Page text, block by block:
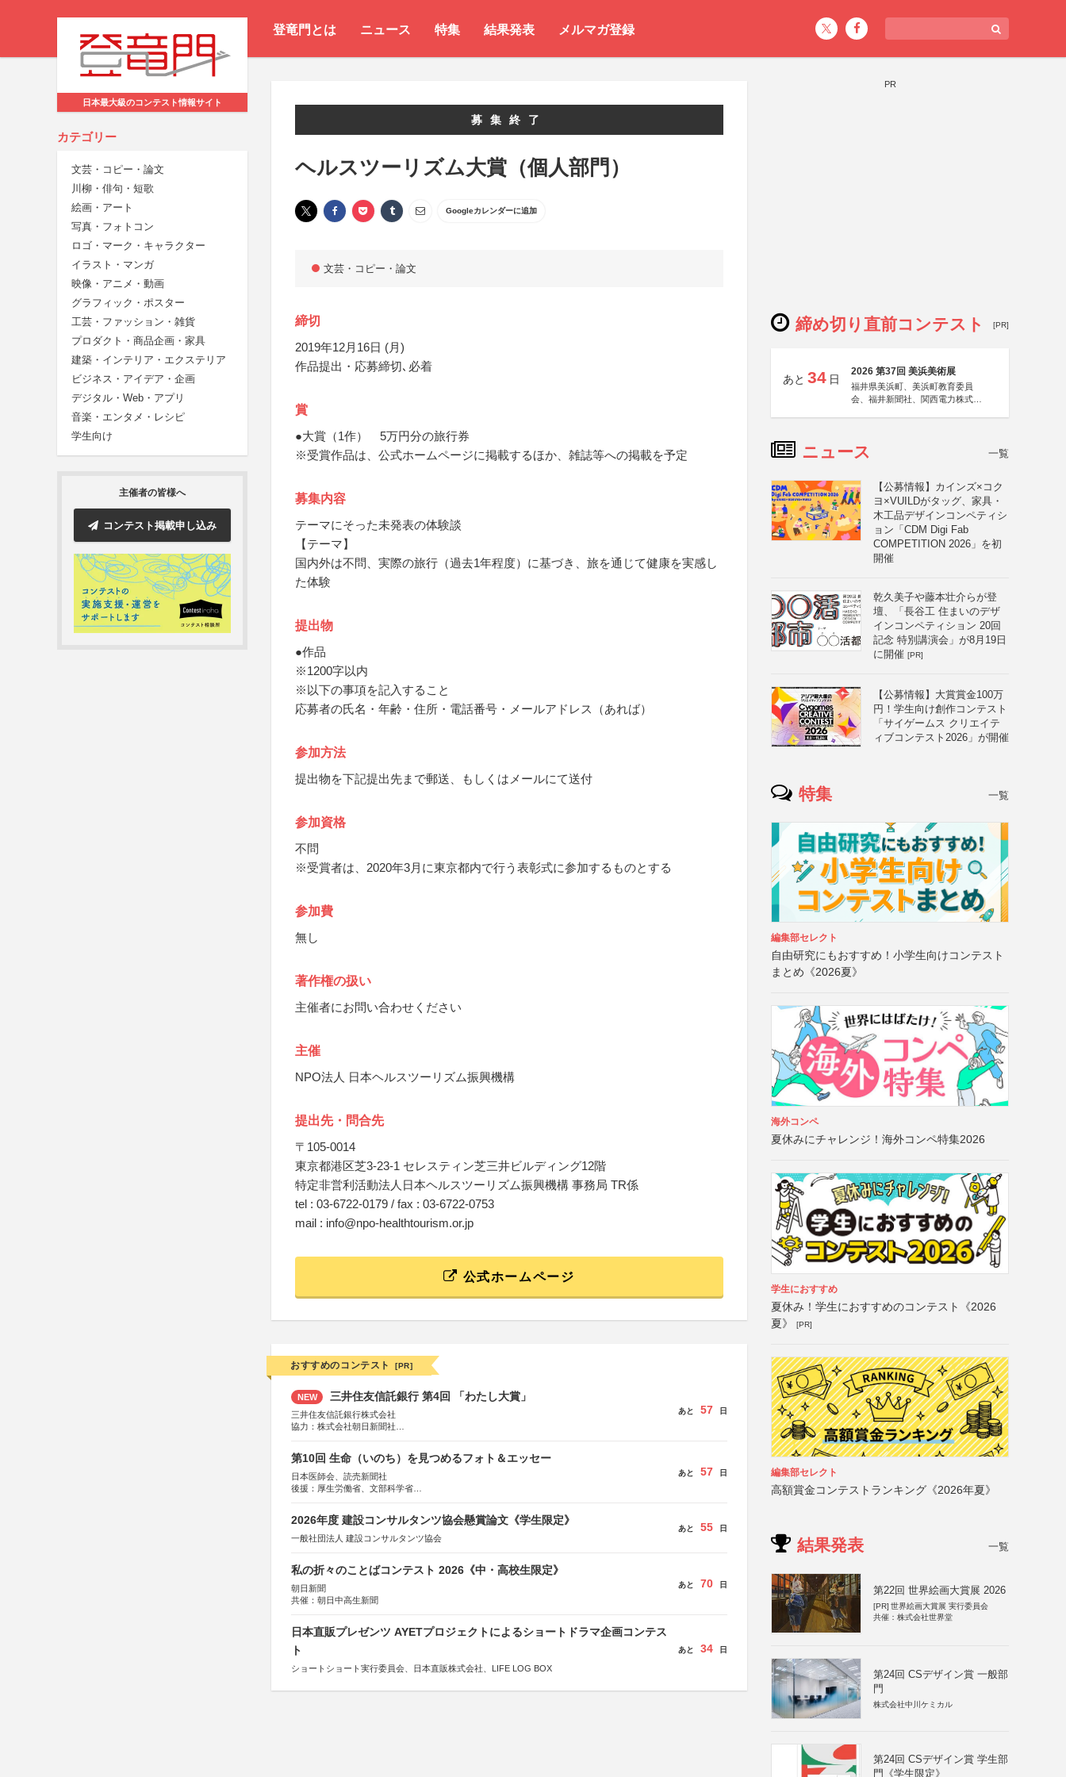
登竜門とは ニュース 特集 結果発表 メルマガ登録
日本最大級のコンテスト情報サイト
カテゴリー
文芸・コピー・論文
川柳・俳句・短歌
絵画・アート
写真・フォトコン
ロゴ・マーク・キャラクター
イラスト・マンガ
映像・アニメ・動画
グラフィック・ポスター
工芸・ファッション・雑貨
プロダクト・商品企画・家具
建築・インテリア・エクステリア
ビジネス・アイデア・企画
デジタル・Web・アプリ
音楽・エンタメ・レシピ
学生向け
主催者の皆様へ
コンテスト掲載申し込み
募集終了
ヘルスツーリズム大賞（個人部門）
Googleカレンダーに追加
文芸・コピー・論文
締切
2019年12月16日 (月)
作品提出・応募締切､必着
賞
●大賞（1作） 5万円分の旅行券
※受賞作品は、公式ホームページに掲載するほか、雑誌等への掲載を予定
募集内容
テーマにそった未発表の体験談
【テーマ】
国内外は不問、実際の旅行（過去1年程度）に基づき、旅を通じて健康を実感し
た体験
提出物
●作品
※1200字以内
※以下の事項を記入すること
応募者の氏名・年齢・住所・電話番号・メールアドレス（あれば）
参加方法
提出物を下記提出先まで郵送、もしくはメールにて送付
参加資格
不問
※受賞者は、2020年3月に東京都内で行う表彰式に参加するものとする
参加費
無し
著作権の扱い
主催者にお問い合わせください
主催
NPO法人 日本ヘルスツーリズム振興機構
提出先・問合先
〒105-0014
東京都港区芝3-23-1 セレスティン芝三井ビルディング12階
特定非営利活動法人日本ヘルスツーリズム振興機構 事務局 TR係
tel : 03-6722-0179 / fax : 03-6722-0753
mail : info@npo-healthtourism.or.jp
公式ホームページ
おすすめのコンテスト [PR]
NEW 三井住友信託銀行 第4回 「わたし大賞」
三井住友信託銀行株式会社
協力：株式会社朝日新聞社
あと 57 日
第10回 生命（いのち）を見つめるフォト＆エッセー
日本医師会、読売新聞社
後援：厚生労働省、文部科学省
あと 57 日
2026年度 建設コンサルタンツ協会懸賞論文《学生限定》
一般社団法人 建設コンサルタンツ協会
あと 55 日
私の折々のことばコンテスト 2026《中・高校生限定》
朝日新聞
共催：朝日中高生新聞
あと 70 日
日本直販プレゼンツ AYETプロジェクトによるショートドラマ企画コンテス
ト
ショートショート実行委員会、日本直販株式会社、LIFE LOG BOX
あと 34 日
PR
締め切り直前コンテスト [PR]
あと 34 日
2026 第37回 美浜美術展
福井県美浜町、美浜町教育委員
会、福井新聞社、関西電力株式会
ニュース 一覧
【公募情報】カインズ×コク
ヨ×VUILDがタッグ、家具・
木工品デザインコンペティシ
ョン「CDM Digi Fab
COMPETITION 2026」を初
開催
乾久美子や藤本壮介らが登
壇、「長谷工 住まいのデザ
インコンペティション 20回
記念 特別講演会」が8月19日
に開催 [PR]
【公募情報】大賞賞金100万
円！学生向け創作コンテスト
「サイゲームス クリエイテ
ィブコンテスト2026」が開催
特集 一覧
編集部セレクト
自由研究にもおすすめ！小学生向けコンテスト
まとめ《2026夏》
海外コンペ
夏休みにチャレンジ！海外コンペ特集2026
学生におすすめ
夏休み！学生におすすめのコンテスト《2026
夏》
[PR]
編集部セレクト
高額賞金コンテストランキング《2026年夏》
結果発表 一覧
第22回 世界絵画大賞展 2026
[PR] 世界絵画大賞展 実行委員会
共催：株式会社世界堂
第24回 CSデザイン賞 一般部
門
株式会社中川ケミカル
第24回 CSデザイン賞 学生部
門《学生限定》